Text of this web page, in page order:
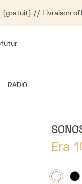
(gratuit) // Livraison
RADIO
Era